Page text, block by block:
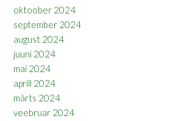
oktoober 2024
september 2024
august 2024
juuni 2024
mai 2024
aprill 2024
märts 2024
veebruar 2024